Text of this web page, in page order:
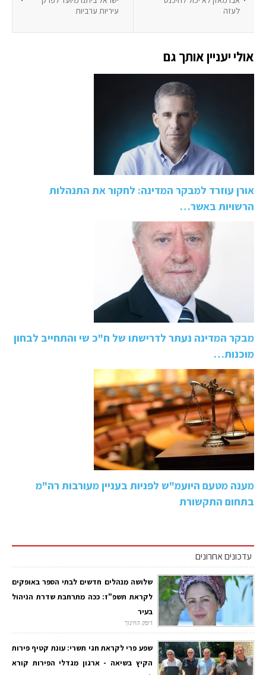
עיריות ערביות
לעזה
אולי יעניין אותך גם
אורן עוזרד למבקר המדינה: לחקור את התנהלות
הרשויות באשר…
מבקר המדינה נעתר לדרישתו של ח"כ שי והתחייב לבחון
מוכנות…
מענה מטעם היועמ"ש לפניות בעניין מעורבות רה"מ
בתחום התקשורת
עדכונים אחרונים
שלושה מנהלים חדשים לבתי הספר באופקים
לקראת תשפ"ז: ככה מתרחבת שדרת הניהול
בעיר
דופק החינוך
שפע פרי לקראת חגי תשרי: עונת קטיף פירות
הקיץ בשיאה - ארגון מגדלי הפירות קורא